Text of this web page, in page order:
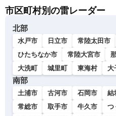
市区町村別の雷レーダー
北部
水戸市 日立市 常陸太田市
ひたちなか市
常陸大宮市
大洗町
城里町 東海村 大
南部
土浦市 古河市 石岡市 結
常総市
取手市 牛久市 つ